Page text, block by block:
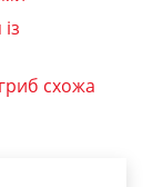
схожа